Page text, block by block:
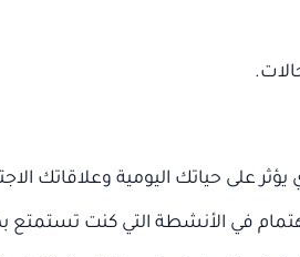
على حياتك اليومية وعلاقاتك
في الأنشطة التي كنت تستمتع